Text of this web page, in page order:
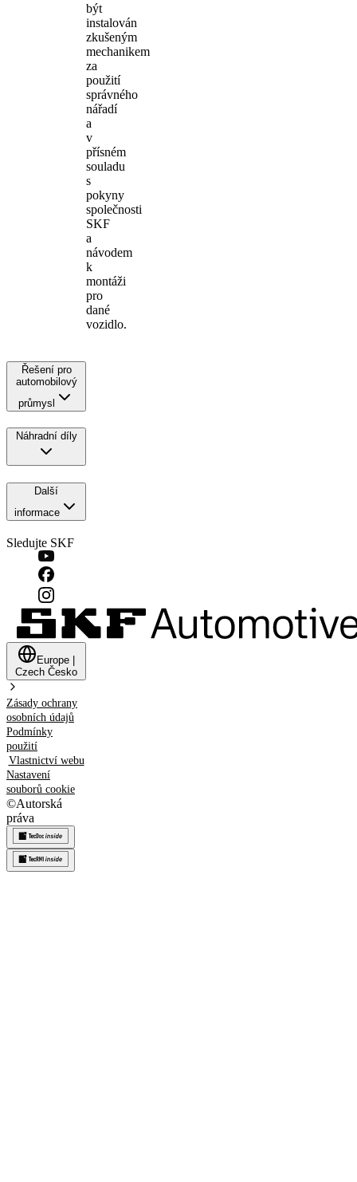
být
instalován
zkušeným
mechanikem
za
použití
správného
nářadí
a
v
přísném
souladu
s
pokyny
společnosti
SKF
a
návodem
k
montáži
pro
dané
vozidlo.
Řešení pro
automobilový
průmysl
Náhradní díly
Další
informace
Sledujte SKF
Europe
Czech Česko
Zásady ochrany
osobních údajů
Podmínky
použití
Vlastnictví webu
Nastavení
souborů cookie
©Autorská
práva